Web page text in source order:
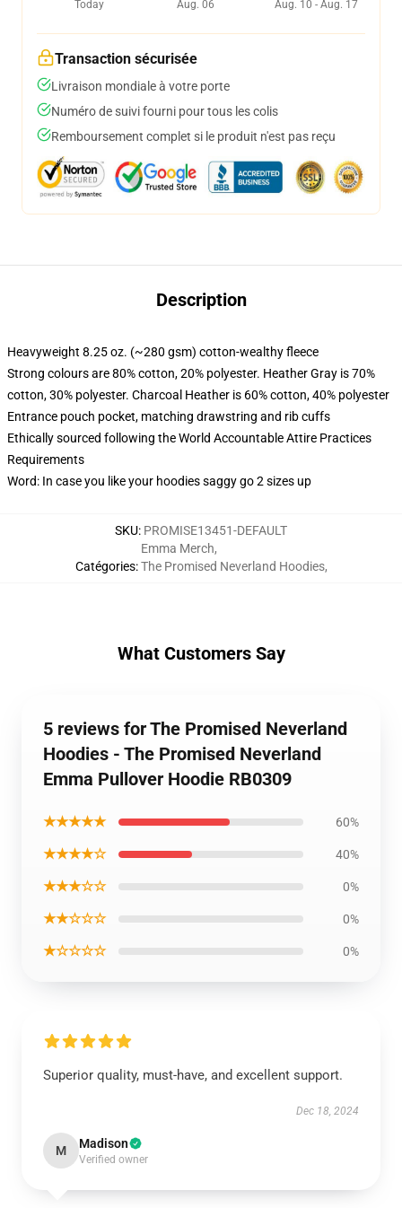
Today
Aug. 06
Aug. 10 - Aug. 17
Transaction sécurisée
Livraison mondiale à votre porte
Numéro de suivi fourni pour tous les colis
Remboursement complet si le produit n'est pas reçu
Description
Heavyweight 8.25 oz. (~280 gsm) cotton-wealthy fleece
Strong colours are 80% cotton, 20% polyester. Heather Gray is 70%
cotton, 30% polyester. Charcoal Heather is 60% cotton, 40% polyester
Entrance pouch pocket, matching drawstring and rib cuffs
Ethically sourced following the World Accountable Attire Practices
Requirements
Word: In case you like your hoodies saggy go 2 sizes up
SKU: PROMISE13451-DEFAULT
Catégories:
Emma Merch,
The Promised Neverland Hoodies,
What Customers Say
5 reviews for The Promised Neverland
Hoodies - The Promised Neverland
Emma Pullover Hoodie RB0309
★★★★★ 60%
★★★★☆ 40%
★★★☆☆ 0%
★★☆☆☆ 0%
★☆☆☆☆ 0%
Superior quality, must-have, and excellent support.
Dec 18, 2024
M Madison
Verified owner